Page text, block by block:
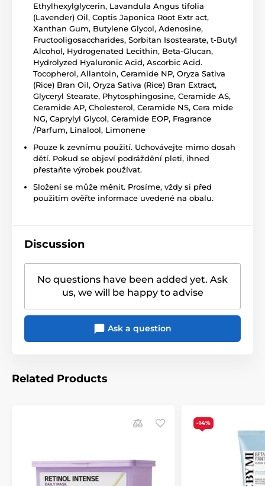
Ethylhexylglycerin, Lavandula Angus tifolia
(Lavender) Oil, Coptis Japonica Root Extr act,
Xanthan Gum, Butylene Glycol, Adenosine,
Fructooligosaccharides, Sorbitan Isostearate, t-Butyl
Alcohol, Hydrogenated Lecithin, Beta-Glucan,
Hydrolyzed Hyaluronic Acid, Ascorbic Acid.
Tocopherol, Allantoin, Ceramide NP, Oryza Sativa
(Rice) Bran Oil, Oryza Sativa (Rice) Bran Extract,
Glyceryl Stearate, Phytosphingosine, Ceramide AS,
Ceramide AP, Cholesterol, Ceramide NS, Cera mide
NG, Caprylyl Glycol, Ceramide EOP, Fragrance
/Parfum, Linalool, Limonene
Pouze k zevnímu použití. Uchovávejte mimo dosah
dětí. Pokud se objeví podráždění pleti, ihned
přestaňte výrobek používat.
Složení se může měnit. Prosíme, vždy si před
použitím ověřte informace uvedené na obalu.
Discussion
No questions have been added yet. Ask
us, we will be happy to advise
Ask a question
Related Products
-14%